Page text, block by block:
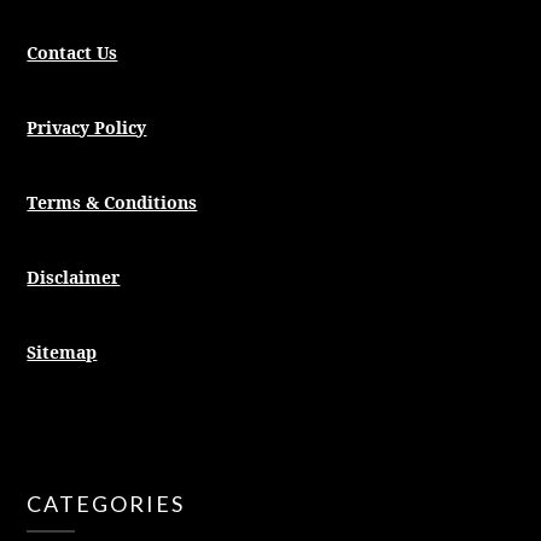
Contact Us
Privacy Policy
Terms & Conditions
Disclaimer
Sitemap
CATEGORIES